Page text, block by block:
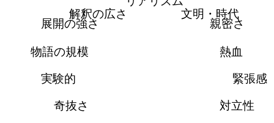
文明・時代
親密さ
熱血
緊張感
対立性
奇抜さ
実験的
物語の規模
展開の強さ
解釈の広さ